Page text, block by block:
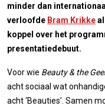
minder dan
verloofde Bram Krikke
koppel over het
presentatiedebuut.
Voor wie Beauty & the
acht sociaal wat
acht ‘Beauties’. Samen